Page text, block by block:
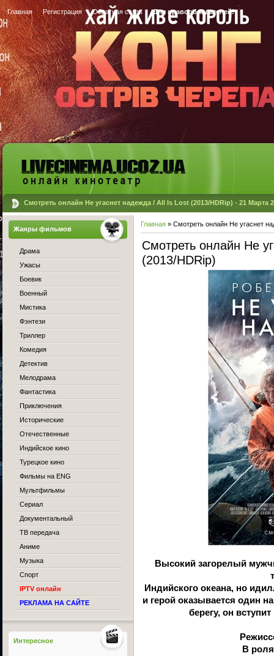
Главная Регистрация Обратная связь Для правообладателей!
Смотреть онлайн Не угаснет надежда / All Is Lost (2013/HDRip) - 21 Марта
Главная » Смотреть онлайн Не угаснет
Смотреть онлайн Не
(2013/HDRip)
Высокий загорелый
Индийского океана, но
и герой оказывается один
берегу, он
В
Жанры фильмов
Драма
Ужасы
Боевик
Военный
Мистика
Фэнтези
Триллер
Комедия
Детектив
Мелодрама
Фантастика
Приключения
Исторические
Отечественные
Индийское кино
Турецкое кино
Фильмы на ENG
Мультфильмы
Сериал
Документальный
ТВ передача
Аниме
Музыка
Спорт
IPTV онлайн
РЕКЛАМА НА САЙТЕ
Интересное